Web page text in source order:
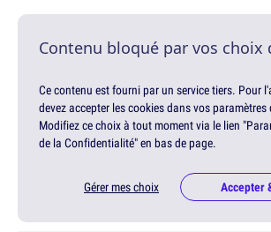
Contenu bloqué par vos choix
Ce contenu est fourni par un service tiers. Pour
devez accepter les cookies dans vos
Modifiez ce choix à tout moment via le lien
de la Confidentialité" en bas de page.
Gérer mes choix Accepter